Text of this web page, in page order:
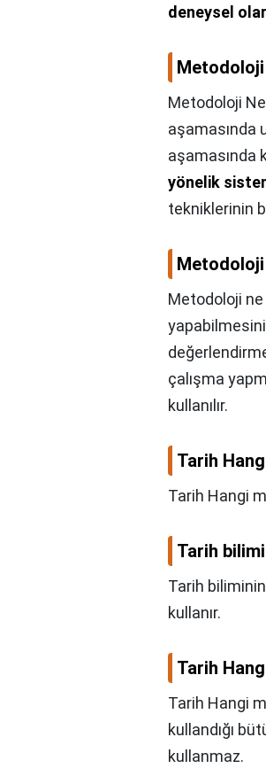
deneysel
Metodoloji
Metodoloji
aşamasında
aşamasında
yönelik
tekniklerinin
Metodoloji
Metodoloji ne
çalışma
kullanılır.
Tarih
Tarih Hangi
Tarih
Tarih
kullanır.
Tarih
Tarih Hangi
kullandığı
kullanmaz.